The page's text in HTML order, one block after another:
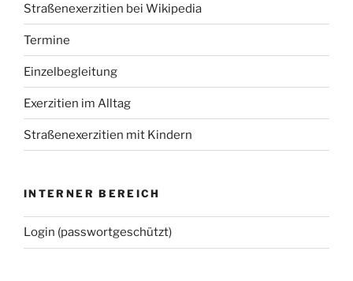
Straßenexerzitien bei Wikipedia
Termine
Einzelbegleitung
Exerzitien im Alltag
Straßenexerzitien mit Kindern
INTERNER BEREICH
Login (passwortgeschützt)